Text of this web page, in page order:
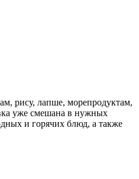
рису, лапше, морепродуктам,
уже смешана в нужных
и горячих блюд, а также